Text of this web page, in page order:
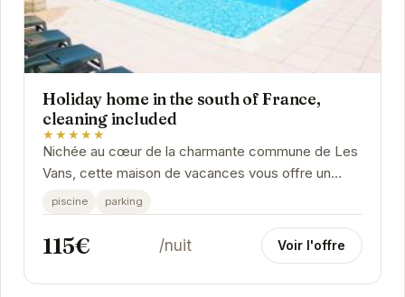
Holiday home in the south of France,
cleaning included
★★★★★
Nichée au cœur de la charmante commune de Les
Vans, cette maison de vacances vous offre un
cadre idéal pour des vacances inoubliables. À...
piscine parking
115€ /nuit Voir l'offre